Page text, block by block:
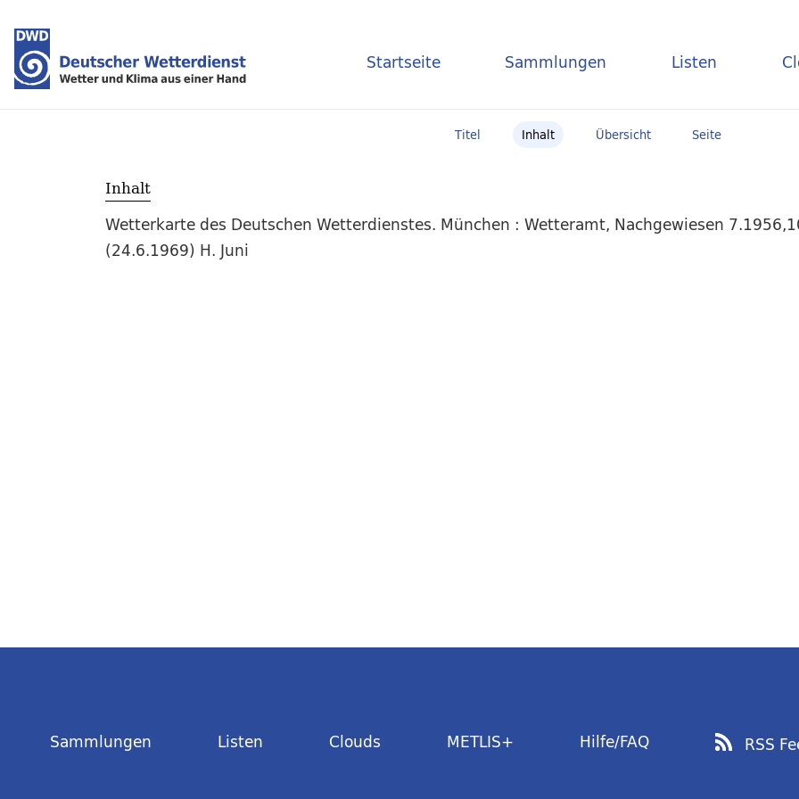
Startseite Sammlungen Listen
Titel Inhalt Übersicht Seite
Inhalt
Wetterkarte des Deutschen Wetterdienstes. München : Wetteramt, Nachgewiesen
(24.6.1969) H. Juni
Sammlungen Listen Clouds METLIS+ Hilfe/FAQ RSS